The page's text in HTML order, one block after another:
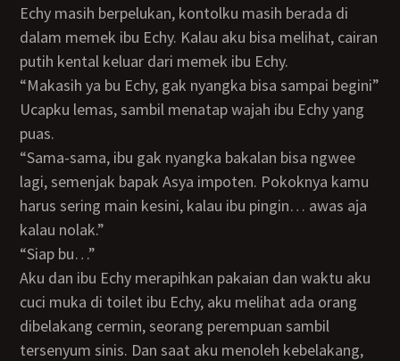
Echy masih berpelukan, kontolku masih berada di
dalam memek ibu Echy. Kalau aku bisa melihat, cairan
putih kental keluar dari memek ibu Echy.
“Makasih ya bu Echy, gak nyangka bisa sampai begini”
Ucapku lemas, sambil menatap wajah ibu Echy yang
puas.
“Sama-sama, ibu gak nyangka bakalan bisa ngwee
lagi, semenjak bapak Asya impoten. Pokoknya kamu
harus sering main kesini, kalau ibu pingin… awas aja
kalau nolak.”
“Siap bu…”
Aku dan ibu Echy merapihkan pakaian dan waktu aku
cuci muka di toilet ibu Echy, aku melihat ada orang
dibelakang cermin, seorang perempuan sambil
tersenyum sinis. Dan saat aku menoleh kebelakang,